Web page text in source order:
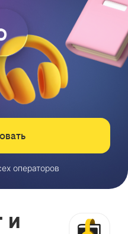
операторов
и